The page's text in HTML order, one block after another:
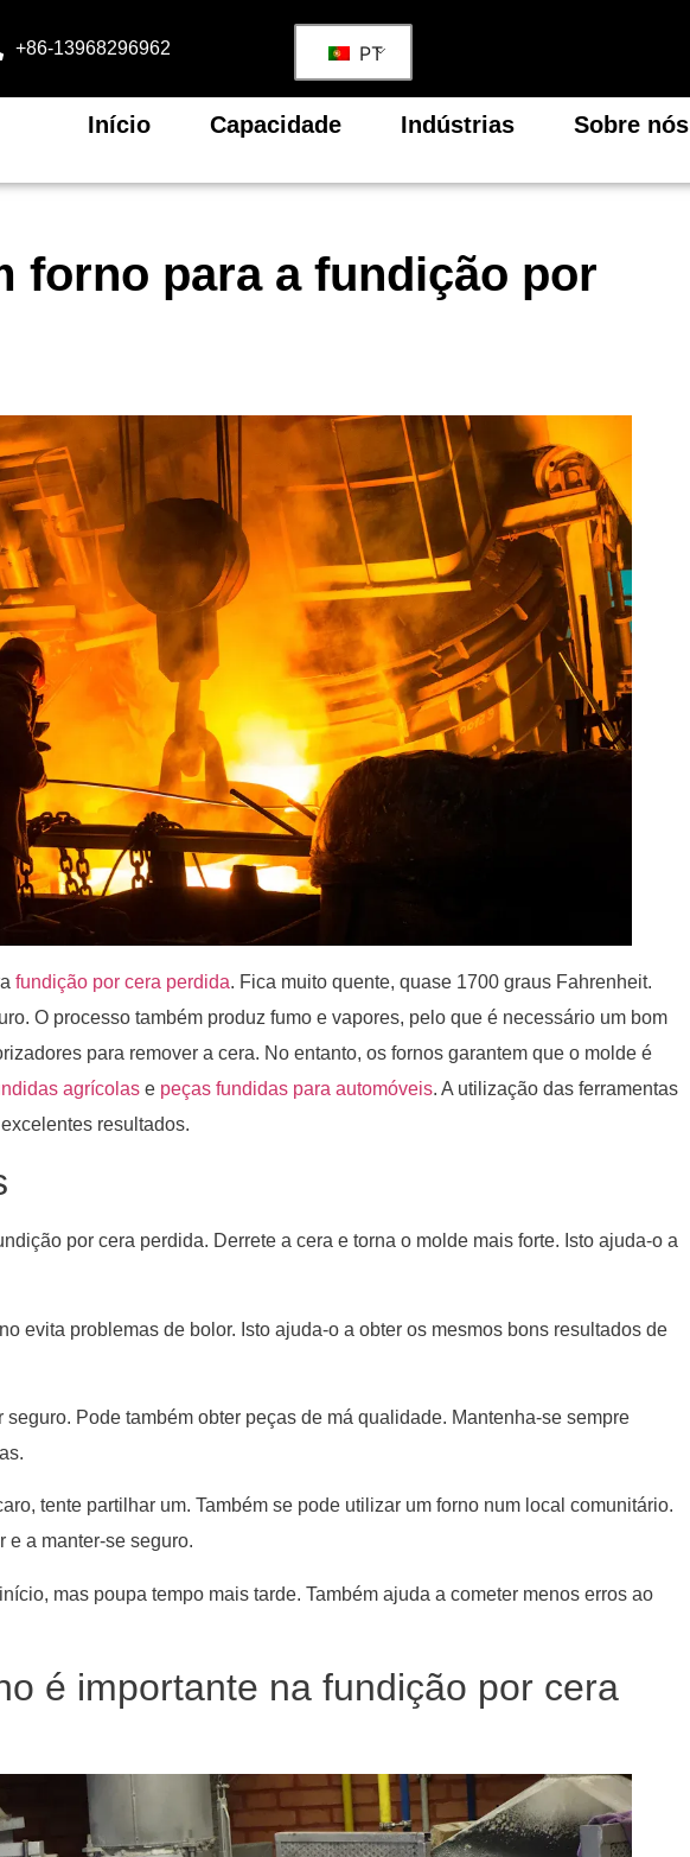
+86-13968296962 PT
Início Capacidade Indústrias Sobre nós
forno para a fundição por
fundição por cera perdida. Fica muito quente, quase 1700 graus Fahrenheit.
O processo também produz fumo e vapores, pelo que é necessário um bom
para remover a cera. No entanto, os fornos garantem que o molde é
agrícolas e peças fundidas para automóveis. A utilização das ferramentas
resultados.
por cera perdida. Derrete a cera e torna o molde mais forte. Isto ajuda-o a
evita problemas de bolor. Isto ajuda-o a obter os mesmos bons resultados de
Pode também obter peças de má qualidade. Mantenha-se sempre
tente partilhar um. Também se pode utilizar um forno num local comunitário.
e a manter-se seguro.
mas poupa tempo mais tarde. Também ajuda a cometer menos erros ao
é importante na fundição por cera